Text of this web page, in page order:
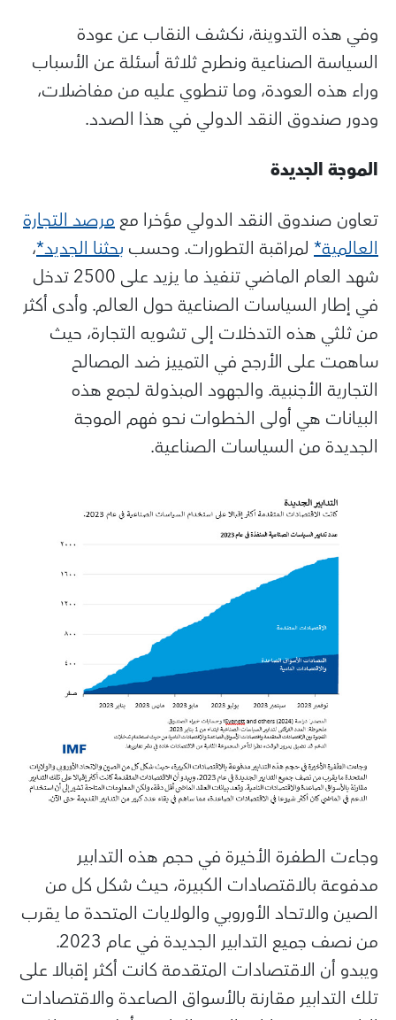
وفي هذه التدوينة، نكشف النقاب عن عودة
السياسة الصناعية ونطرح ثلاثة أسئلة عن الأسباب
وراء هذه العودة، وما تنطوي عليه من مفاضلات،
ودور صندوق النقد الدولي في هذا الصدد.
الموجة الجديدة
تعاون صندوق النقد الدولي مؤخرا معمرصد التجارة
العالمية* لمراقبة التطورات. وحسب بحثنا الجديد*،
شهد العام الماضي تنفيذ ما يزيد على 2500 تدخل
في إطار السياسات الصناعية حول العالم. وأدى أكثر
من ثلثي هذه التدخلات إلى تشويه التجارة، حيث
ساهمت على الأرجح في التمييز ضد المصالح
التجارية الأجنبية. والجهود المبذولة لجمع هذه
البيانات هي أولى الخطوات نحو فهم الموجة
الجديدة من السياسات الصناعية.
وجاءت الطفرة الأخيرة في حجم هذه التدابير
مدفوعة بالاقتصادات الكبيرة، حيث شكل كل من
الصين والاتحاد الأوروبي والولايات المتحدة ما يقرب
من نصف جميع التدابير الجديدة في عام 2023.
ويبدو أن الاقتصادات المتقدمة كانت أكثر إقبالا على
تلك التدابير مقارنة بالأسواق الصاعدة والاقتصادات